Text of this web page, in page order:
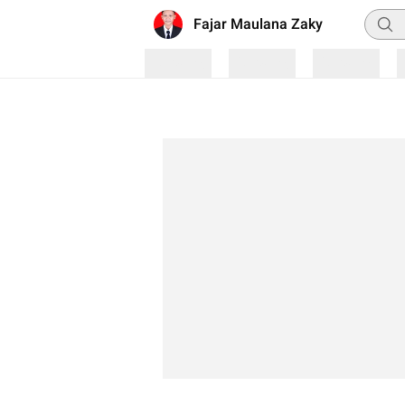
Fajar Maulana Zaky